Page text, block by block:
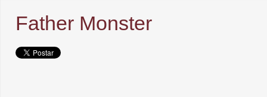
Father Monster